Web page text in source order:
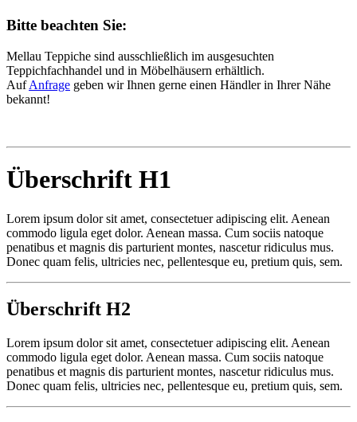
Bitte beachten Sie:
Mellau Teppiche sind ausschließlich im ausgesuchten
Teppichfachhandel und in Möbelhäusern erhältlich.
AufAnfrage geben wir Ihnen gerne einen Händler in Ihrer Nähe
bekannt!
Überschrift H1
Lorem ipsum dolor sit amet, consectetuer adipiscing elit. Aenean
commodo ligula eget dolor. Aenean massa. Cum sociis natoque
penatibus et magnis dis parturient montes, nascetur ridiculus mus.
Donec quam felis, ultricies nec, pellentesque eu, pretium quis, sem.
Überschrift H2
Lorem ipsum dolor sit amet, consectetuer adipiscing elit. Aenean
commodo ligula eget dolor. Aenean massa. Cum sociis natoque
penatibus et magnis dis parturient montes, nascetur ridiculus mus.
Donec quam felis, ultricies nec, pellentesque eu, pretium quis, sem.